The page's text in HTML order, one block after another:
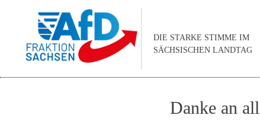
DIE STARKE STIMME IM
SÄCHSISCHEN LANDTAG
Danke an